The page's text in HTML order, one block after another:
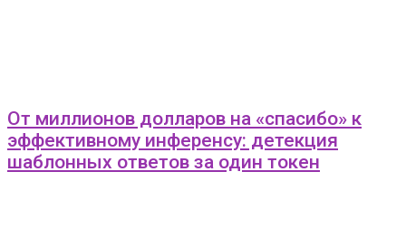
От миллионов долларов на «спасибо» к
эффективному инференсу: детекция
шаблонных ответов за один токен